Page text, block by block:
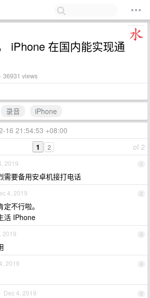
iPhone 在国内能实现通
36931 views
录音
iPhone
16 21:54:53 +08:00
of 2
1 2
1
2019
需要备用安卓机接打电话
2
4, 2019
不行啦。
活 IPhone
3
2019
4
2019
5
Dec 4, 2019